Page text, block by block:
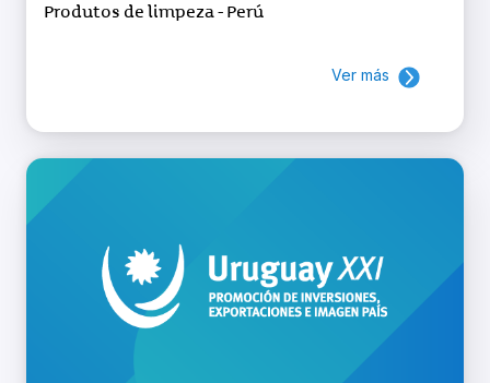
Produtos de limpeza - Perú
Ver más